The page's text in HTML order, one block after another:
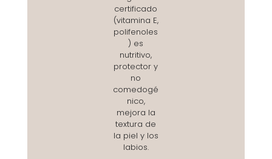
certificado
(vitamina E,
polifenoles
) es
nutritivo,
protector y
no
comedogé
nico,
mejora la
textura de
la piel y los
labios.